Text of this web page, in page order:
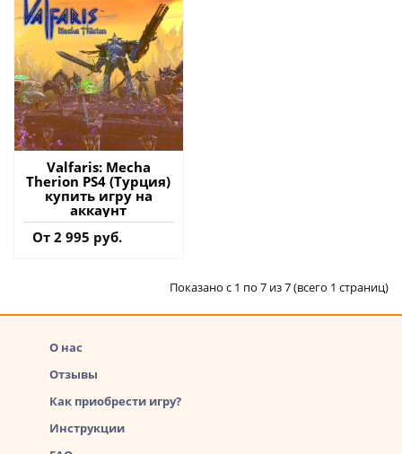
Valfaris: Mecha
Therion PS4 (Турция)
купить игру на
аккаунт
От 2 995 руб.
Показано с 1 по 7 из 7 (всего 1 страниц)
О нас
Отзывы
Как приобрести игру?
Инструкции